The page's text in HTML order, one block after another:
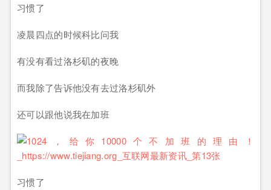
习惯了
凌晨四点的时候科比问我
有没有看过洛杉矶的夜晚
而我除了告诉他没有去过洛杉矶外
还可以跟他说我在加班
习惯了